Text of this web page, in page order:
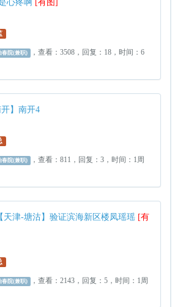
心疼啊 [有图]
春院(兼职)
，查看：3508，回复：18，时间：6
开】南开4
春院(兼职)
，查看：811，回复：3，时间：1周
【天津-塘沽】验证滨海新区楼凤瑶瑶 [有
春院(兼职)
，查看：2143，回复：5，时间：1周